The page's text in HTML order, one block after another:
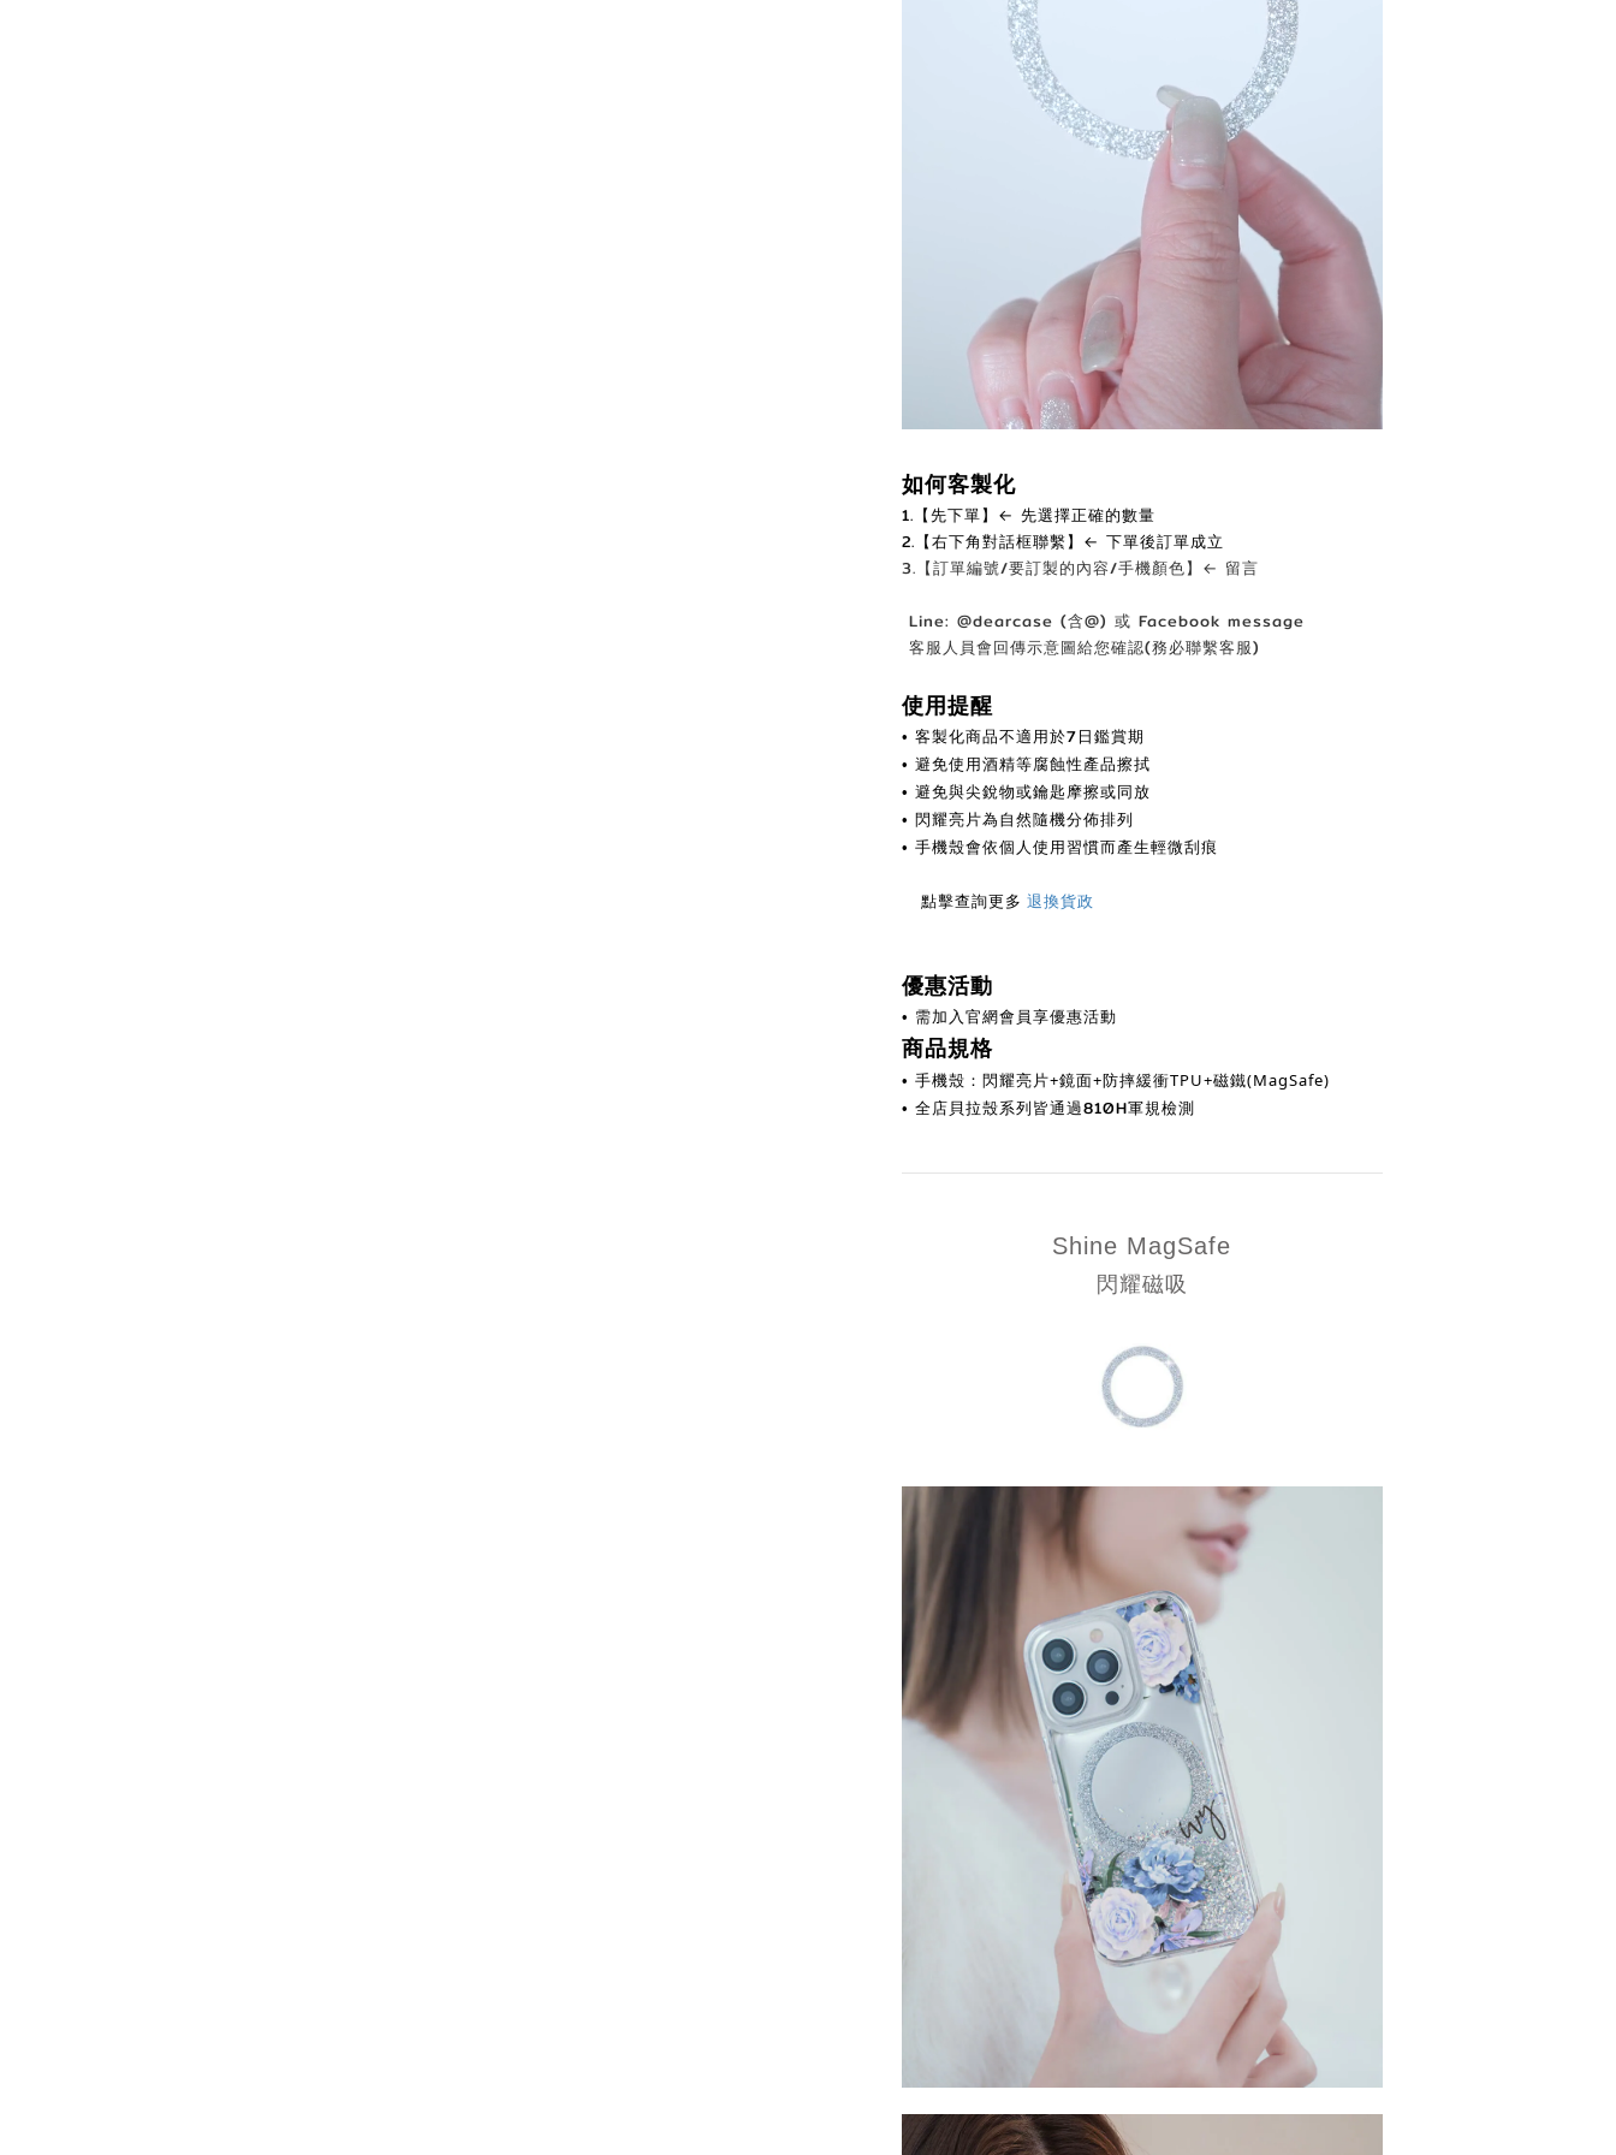
如何客製化
1.【先下單】← 先選擇正確的數量
2.【右下角對話框聯繫】← 下單後訂單成立
3.【訂單編號/要訂製的內容/手機顏色】← 留言
Line: @dearcase (含@) 或 Facebook message
客服人員會回傳示意圖給您確認(務必聯繫客服)
使用提醒
• 客製化商品不適用於7日鑑賞期
• 避免使用酒精等腐蝕性產品擦拭
• 避免與尖銳物或鑰匙摩擦或同放
• 閃耀亮片為自然隨機分佈排列
• 手機殼會依個人使用習慣而產生輕微刮痕
點擊查詢更多 退換貨政
優惠活動
• 需加入官網會員享優惠活動
商品規格
• 手機殼：閃耀亮片+鏡面+防摔緩衝TPU+磁鐵(MagSafe)
• 全店貝拉殼系列皆通過810H軍規檢測
Shine MagSafe
閃耀磁吸